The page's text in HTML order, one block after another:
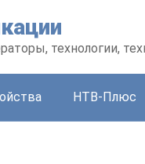
технологии,
НТВ-Плюс